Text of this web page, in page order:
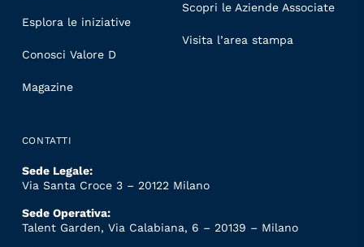
Esplora le iniziative
Conosci Valore D
Magazine
Scopri le Aziende Associate
Visita l’area stampa
CONTATTI
Sede Legale:
Via Santa Croce 3 – 20122 Milano
Sede Operativa:
Talent Garden, Via Calabiana, 6 – 20139 – Milano